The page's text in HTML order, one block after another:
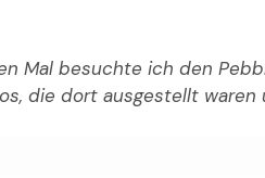
Mal besuchte ich den
die dort ausgestellt